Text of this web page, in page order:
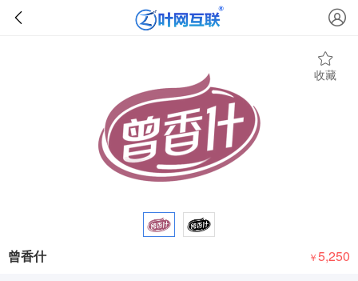
收藏
曾香什 ￥5,250